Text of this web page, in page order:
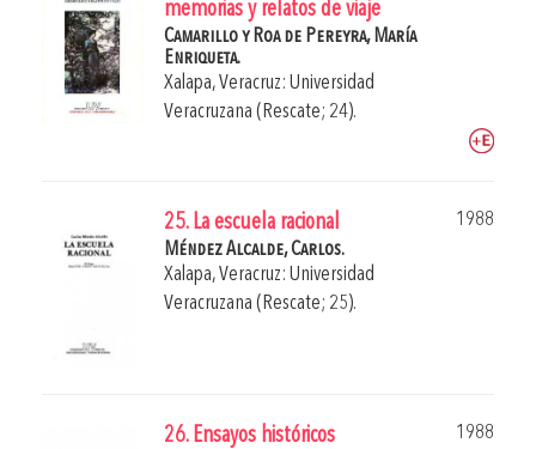
memorias y relatos de viaje
Camarillo y Roa de Pereyra, María
Enriqueta.
Xalapa, Veracruz: Universidad
Veracruzana (Rescate; 24).
25. La escuela racional
1988
Méndez Alcalde, Carlos.
Xalapa, Veracruz: Universidad
Veracruzana (Rescate; 25).
26. Ensayos históricos
1988